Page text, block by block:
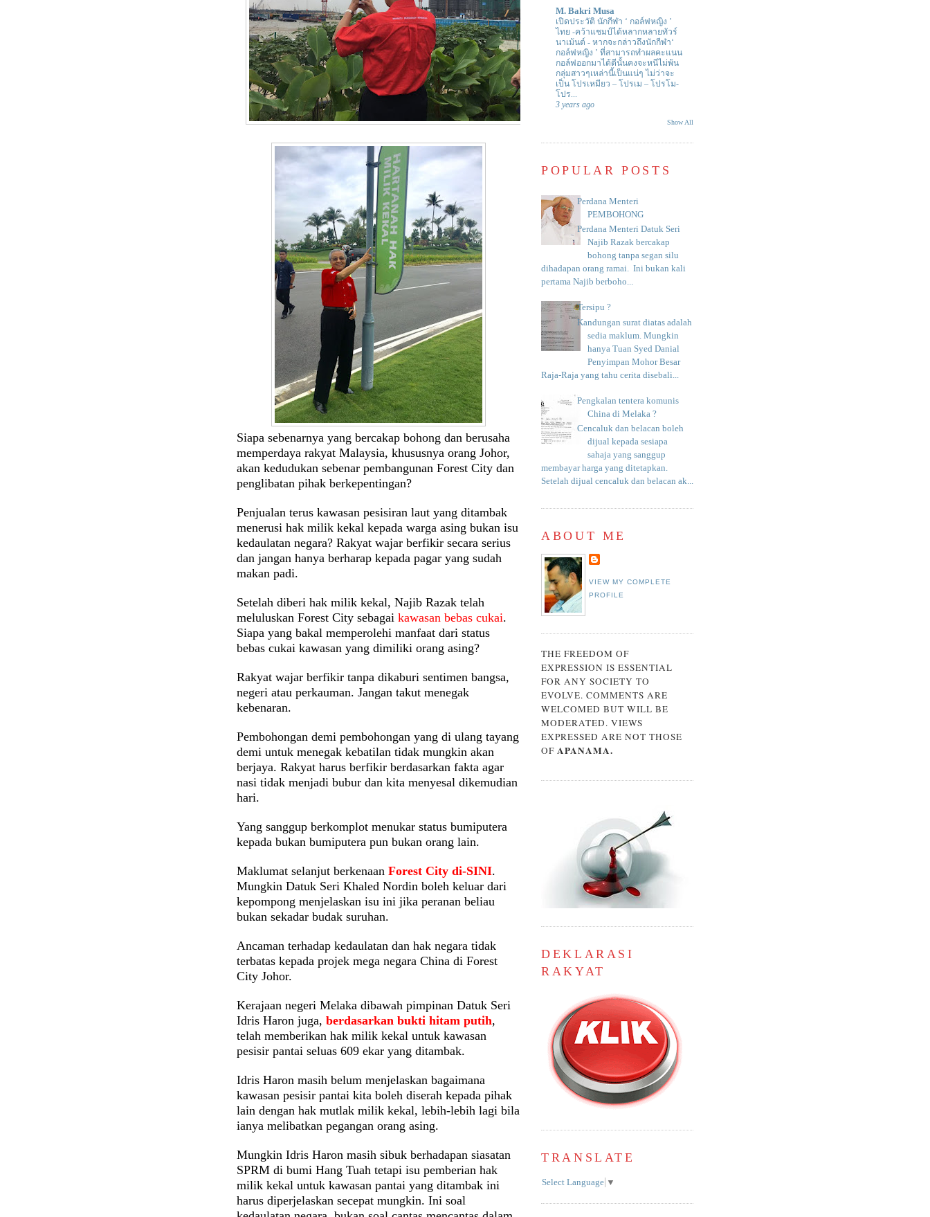
Siapa sebenarnya yang bercakap bohong dan berusaha
memperdaya rakyat Malaysia, khususnya orang Johor,
akan kedudukan sebenar pembangunan Forest City dan
penglibatan pihak berkepentingan?
Penjualan terus kawasan pesisiran laut yang ditambak
menerusi hak milik kekal kepada warga asing bukan isu
kedaulatan negara? Rakyat wajar berfikir secara serius
dan jangan hanya berharap kepada pagar yang sudah
makan padi.
Setelah diberi hak milik kekal, Najib Razak telah
meluluskan Forest City sebagai kawasan bebas cukai.
Siapa yang bakal memperolehi manfaat dari status
bebas cukai kawasan yang dimiliki orang asing?
Rakyat wajar berfikir tanpa dikaburi sentimen bangsa,
negeri atau perkauman. Jangan takut menegak
kebenaran.
Pembohongan demi pembohongan yang di ulang tayang
demi untuk menegak kebatilan tidak mungkin akan
berjaya. Rakyat harus berfikir berdasarkan fakta agar
nasi tidak menjadi bubur dan kita menyesal dikemudian
hari.
Yang sanggup berkomplot menukar status bumiputera
kepada bukan bumiputera pun bukan orang lain.
Maklumat selanjut berkenaan Forest City di-SINI.
Mungkin Datuk Seri Khaled Nordin boleh keluar dari
kepompong menjelaskan isu ini jika peranan beliau
bukan sekadar budak suruhan.
Ancaman terhadap kedaulatan dan hak negara tidak
terbatas kepada projek mega negara China di Forest
City Johor.
Kerajaan negeri Melaka dibawah pimpinan Datuk Seri
Idris Haron juga, berdasarkan bukti hitam putih,
telah memberikan hak milik kekal untuk kawasan
pesisir pantai seluas 609 ekar yang ditambak.
Idris Haron masih belum menjelaskan bagaimana
kawasan pesisir pantai kita boleh diserah kepada pihak
lain dengan hak mutlak milik kekal, lebih-lebih lagi bila
ianya melibatkan pegangan orang asing.
Mungkin Idris Haron masih sibuk berhadapan siasatan
SPRM di bumi Hang Tuah tetapi isu pemberian hak
milik kekal untuk kawasan pantai yang ditambak ini
harus diperjelaskan secepat mungkin. Ini soal
M. Bakri Musa
เปิดประวัติ นักกีฬา ‘ กอล์ฟหญิง ’
ไทย -คว้าแชมป์ได้หลากหลายทัวร์
นาเม้นต์ - หากจะกล่าวถึงนักกีฬา‘
กอล์ฟหญิง ’ ที่สามารถทำผลคะแนน
กอล์ฟออกมาได้ดีนั้นคงจะหนีไม่พ้น
กลุ่มสาวๆเหล่านี้เป็นแน่ๆ ไม่ว่าจะ
เป็น โปรเหมียว – โปรเม – โปรโม-
โปร...
3 years ago
Show All
POPULAR POSTS
Perdana Menteri
PEMBOHONG
Perdana Menteri Datuk Seri
Najib Razak bercakap
bohong tanpa segan silu
dihadapan orang ramai. Ini bukan kali
pertama Najib berboho...
Tersipu ?
Kandungan surat diatas adalah
sedia maklum. Mungkin
hanya Tuan Syed Danial
Penyimpan Mohor Besar
Raja-Raja yang tahu cerita disebali...
Pengkalan tentera komunis
China di Melaka ?
Cencaluk dan belacan boleh
dijual kepada sesiapa
sahaja yang sanggup
membayar harga yang ditetapkan.
Setelah dijual cencaluk dan belacan ak...
ABOUT ME
VIEW MY COMPLETE
PROFILE
THE FREEDOM OF
EXPRESSION IS ESSENTIAL
FOR ANY SOCIETY TO
EVOLVE. COMMENTS ARE
WELCOMED BUT WILL BE
MODERATED. VIEWS
EXPRESSED ARE NOT THOSE
OF APANAMA.
DEKLARASI
RAKYAT
TRANSLATE
Select Language ▼